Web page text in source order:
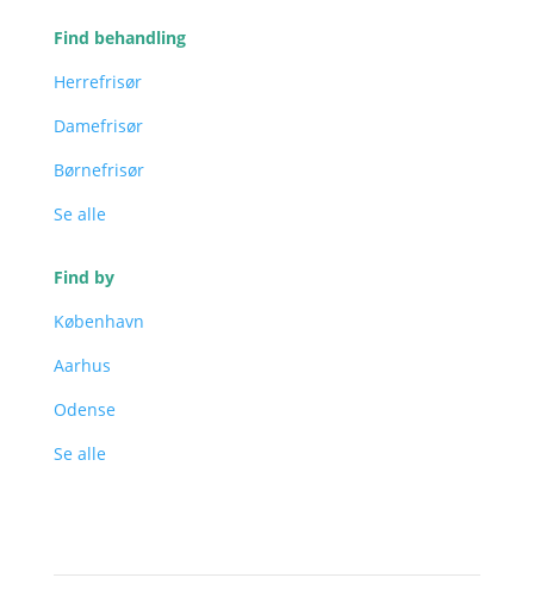
Find behandling
Herrefrisør
Damefrisør
Børnefrisør
Se alle
Find by
København
Aarhus
Odense
Se alle